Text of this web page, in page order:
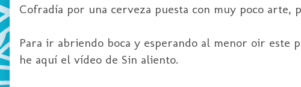
Cofradía por una cerveza puesta con muy poco arte,
Para ir abriendo boca y esperando al menor oir este
he aquí el vídeo de Sin aliento.